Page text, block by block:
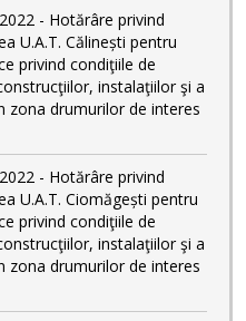
- Hotărâre privind
U.A.T. Călinești pentru
privind condiţiile de
instalaţiilor şi a
zona drumurilor de interes
- Hotărâre privind
U.A.T. Ciomăgești pentru
privind condiţiile de
instalaţiilor şi a
zona drumurilor de interes